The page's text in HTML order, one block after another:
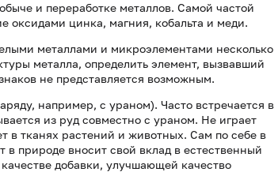
и переработке металлов. Самой частой
оксидами цинка, магния, кобальта и меди.
металлами и микроэлементами несколько
металла, определить элемент, вызвавший
не представляется возможным.
например, с ураном). Часто встречается в
из руд совместно с ураном. Не играет
в тканях растений и животных. Сам по себе в
в природе вносит свой вклад в естественный
добавки, улучшающей качество